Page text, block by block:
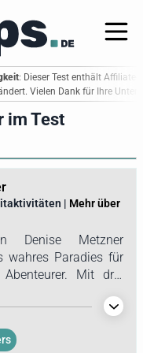
: Dieser Test enthält
Vielen Dank für Ihre
im Test
| Mehr über
Denise Metzner
wahres Paradies für
Mit drei
Sammlung an
– von
bis hin zu